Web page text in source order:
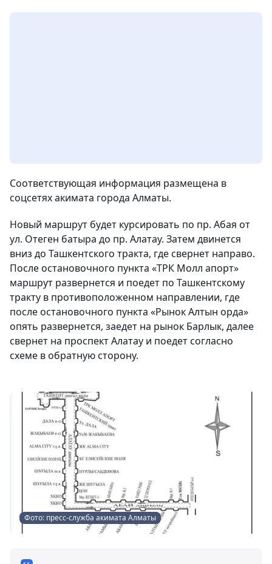
Соответствующая информация размещена в
соцсетях акимата города Алматы.
Новый маршрут будет курсировать по пр. Абая от
ул. Отеген батыра до пр. Алатау. Затем двинется
вниз до Ташкентского тракта, где свернет направо.
После остановочного пункта «ТРК Молл апорт»
маршрут развернется и поедет по Ташкентскому
тракту в противоположенном направлении, где
после остановочного пункта «Рынок Алтын орда»
опять развернется, заедет на рынок Барлык, далее
свернет на проспект Алатау и поедет согласно
схеме в обратную сторону.
Фото: пресс-служба акимата Алматы